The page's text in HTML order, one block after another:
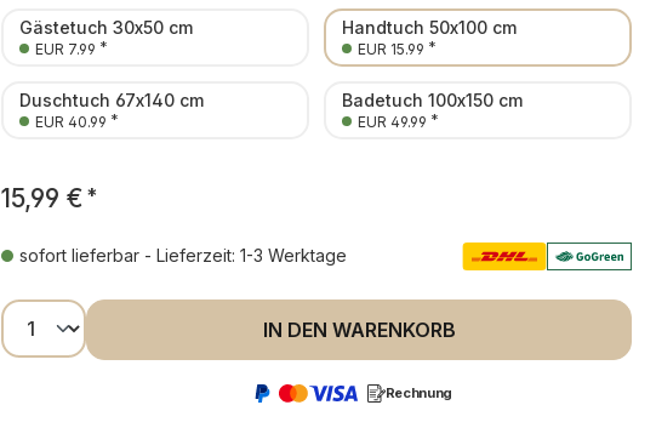
Gästetuch 30x50 cm
EUR 7.99 *
Handtuch 50x100 cm
EUR 15.99 *
Duschtuch 67x140 cm
EUR 40.99 *
Badetuch 100x150 cm
EUR 49.99 *
15,99 € *
sofort lieferbar - Lieferzeit: 1-3 Werktage
Produkt Anzahl: Gib den gewünschten Wert
IN DEN WARENKORB
Rechnung